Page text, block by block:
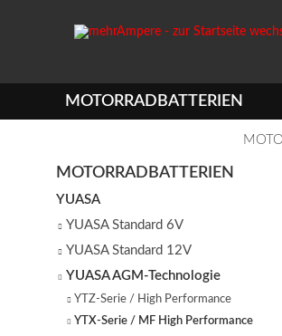
MOTORRADBATTERIEN
MOTORRADBATTERIEN
YUASA
YUASA Standard 6V
YUASA Standard 12V
YUASA AGM-Technologie
YTZ-Serie / High Performance
YTX-Serie / MF High Performance